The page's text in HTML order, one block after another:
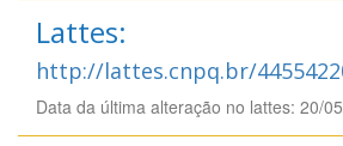
Lattes:
http://lattes.cnpq.br/
Data da última alteração no lattes: 20/